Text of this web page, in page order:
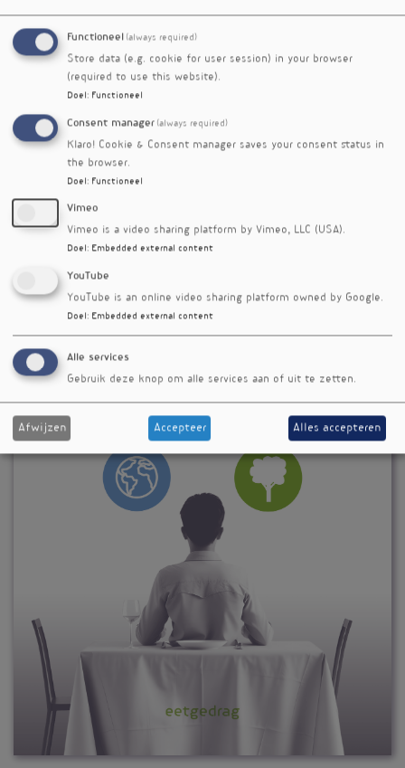
Kort
flavonoïde
verschenen in
Functioneel (always required)
Store data (e.g. cookie for user session) in your browser
(required to use this website).
Doel : Functioneel
Consent manager (always required)
Klaro! Cookie & Consent manager saves your consent status in
the browser.
Doel : Functioneel
Vimeo
Vimeo is a video sharing platform by Vimeo, LLC (USA).
Doel : Embedded external content
YouTube
YouTube is an online video sharing platform owned by Google.
Doel : Embedded external content
Alle services
Gebruik deze knop om alle services aan of uit te zetten.
Afwijzen Accepteer Alles accepteren